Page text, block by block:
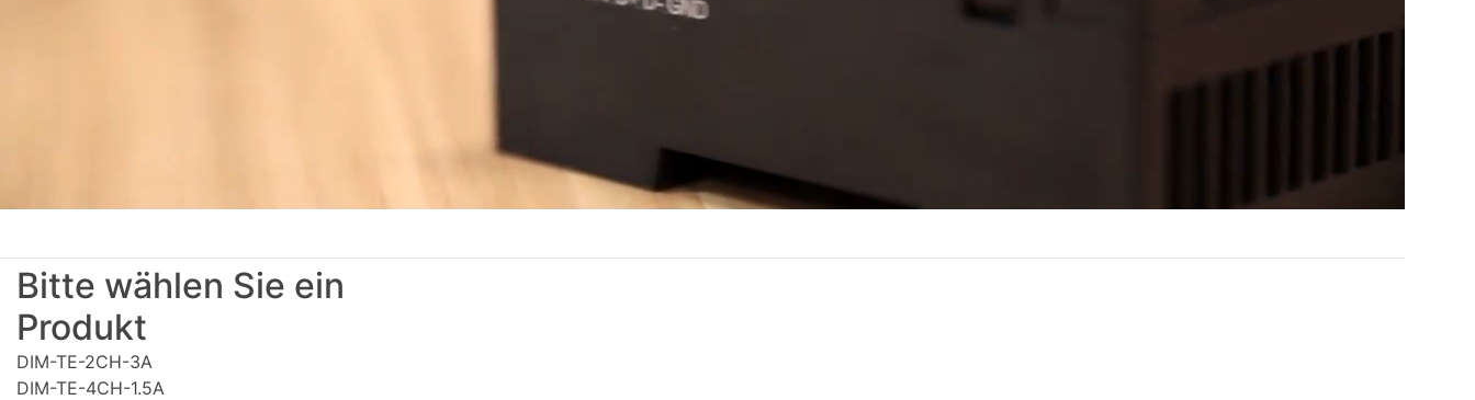
Bitte wählen Sie ein
Produkt
DIM-TE-2CH-3A
DIM-TE-4CH-1.5A